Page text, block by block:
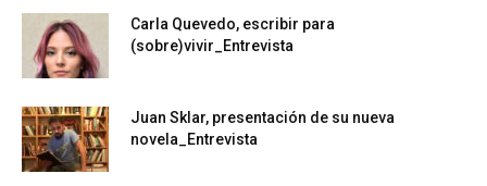
Carla Quevedo, escribir para
(sobre)vivir_Entrevista
Juan Sklar, presentación de su nueva
novela_Entrevista